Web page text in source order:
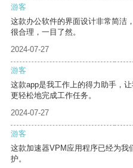
游客
这款办公软件的界面设计非常简洁
很合理，一目了然。
2024-07-27
游客
这款app是我工作上的得力助手，
更轻松地完成工作任务。
2024-07-27
游客
这款加速器VPM应用程序已经为我
护。